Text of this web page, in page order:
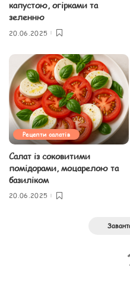
капустою, огірками та
зеленню
20.06.2025
Рецепти салатів
Салат із соковитими
помідорами, моцарелою та
базиліком
20.06.2025